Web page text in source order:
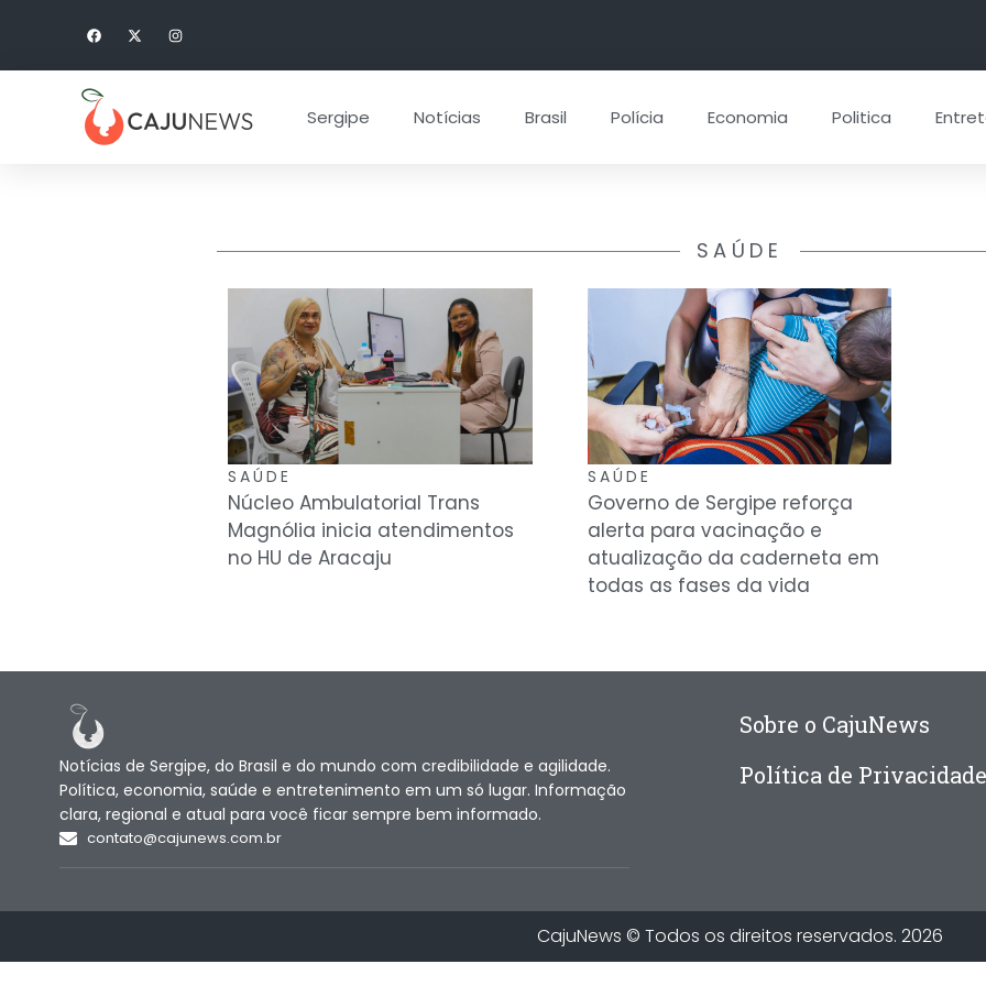
Sergipe Notícias Brasil Polícia Economia Politica
SAÚDE
SAÚDE
Núcleo Ambulatorial Trans
Magnólia inicia atendimentos
no HU de Aracaju
SAÚDE
Governo de Sergipe reforça
alerta para vacinação e
atualização da caderneta em
todas as fases da vida
Notícias de Sergipe, do Brasil e do mundo com credibilidade e agilidade.
Política, economia, saúde e entretenimento em um só lugar. Informação
clara, regional e atual para você ficar sempre bem informado.
contato@cajunews.com.br
Sobre o CajuNews
Política de Privacidade
CajuNews © Todos os direitos reservados. 2026